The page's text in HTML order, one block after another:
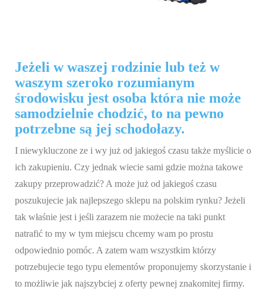
Jeżeli w waszej rodzinie lub też w
waszym szeroko rozumianym
środowisku jest osoba która nie może
samodzielnie chodzić, to na pewno
potrzebne są jej schodołazy.
I niewykluczone ze i wy już od jakiegoś czasu także myślicie o
ich zakupieniu. Czy jednak wiecie sami gdzie można takowe
zakupy przeprowadzić? A może już od jakiegoś czasu
poszukujecie jak najlepszego sklepu na polskim rynku? Jeżeli
tak właśnie jest i jeśli zarazem nie możecie na taki punkt
natrafić to my w tym miejscu chcemy wam po prostu
odpowiednio pomóc. A zatem wam wszystkim którzy
potrzebujecie tego typu elementów proponujemy skorzystanie i
to możliwie jak najszybciej z oferty pewnej znakomitej firmy.